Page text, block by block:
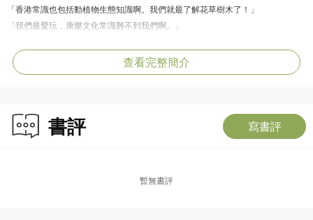
「香港常識也包括動植物生態知識啊。我們就最了解花草樹木了！」
「我們最愛玩，康樂文化常識難不到我們啊。」
文常識王吧！」
「別偷看答案啊！」
大小故事，小朋友又知道多少呢？
此書為《鬥嘴一班香港常識100問》的升級版，圍繞香港四方面的知識（1. 歷史
識。問題配合小學人文科課程編寫，內容能夠對應課程中的學習範疇（包括健康
查看完整簡介
書評 寫書評
暫無書評